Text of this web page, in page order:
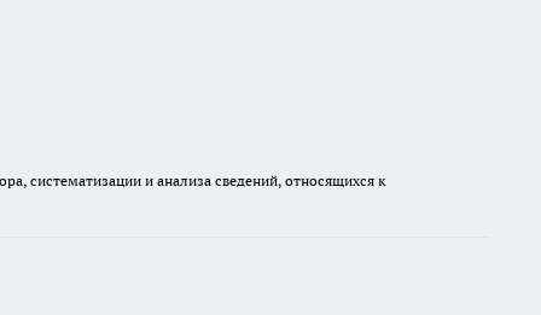
систематизации и анализа сведений, относящихся к